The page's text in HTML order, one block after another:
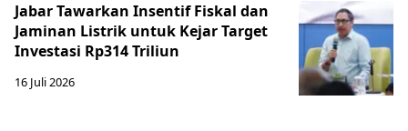
Jabar Tawarkan Insentif Fiskal dan
Jaminan Listrik untuk Kejar Target
Investasi Rp314 Triliun
16 Juli 2026